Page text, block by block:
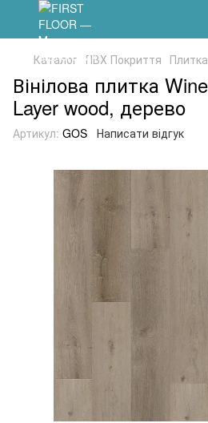
Каталог ПВХ Покриття
Вінілова плитка
Layer wood, дерево
Артикул: GOS Написати відгук